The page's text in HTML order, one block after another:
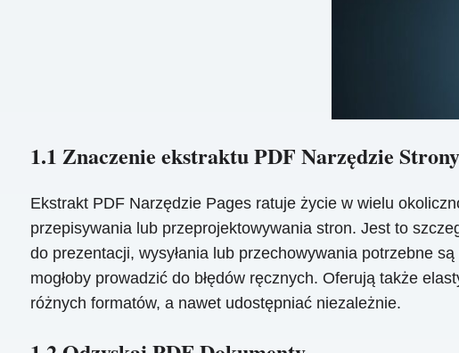
1.1 Znaczenie ekstraktu PDF Narzędzie Strony
Ekstrakt PDF Narzędzie Pages ratuje życie w wielu
przepisywania lub przeprojektowywania stron. Jest to
do prezentacji, wysyłania lub przechowywania potrzebne
mogłoby prowadzić do błędów ręcznych. Oferują także
różnych formatów, a nawet udostępniać niezależnie.